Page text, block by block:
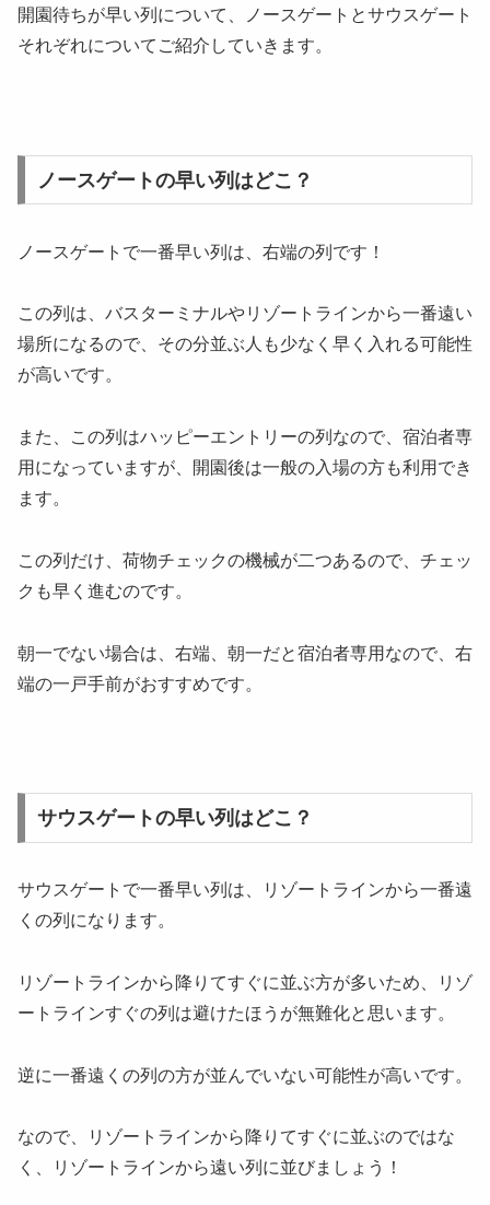
開園待ちが早い列について、ノースゲートとサウスゲート
それぞれについてご紹介していきます。
ノースゲートの早い列はどこ？
ノースゲートで一番早い列は、右端の列です！
この列は、バスターミナルやリゾートラインから一番遠い
場所になるので、その分並ぶ人も少なく早く入れる可能性
が高いです。
また、この列はハッピーエントリーの列なので、宿泊者専
用になっていますが、開園後は一般の入場の方も利用でき
ます。
この列だけ、荷物チェックの機械が二つあるので、チェッ
クも早く進むのです。
朝一でない場合は、右端、朝一だと宿泊者専用なので、右
端の一戸手前がおすすめです。
サウスゲートの早い列はどこ？
サウスゲートで一番早い列は、リゾートラインから一番遠
くの列になります。
リゾートラインから降りてすぐに並ぶ方が多いため、リゾ
ートラインすぐの列は避けたほうが無難化と思います。
逆に一番遠くの列の方が並んでいない可能性が高いです。
なので、リゾートラインから降りてすぐに並ぶのではな
く、リゾートラインから遠い列に並びましょう！